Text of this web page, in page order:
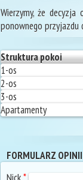
Wierzymy, że
ponownego przyjazdu
Struktura pokoi
1-os
2-os
3-os
Apartamenty
FORMULARZ